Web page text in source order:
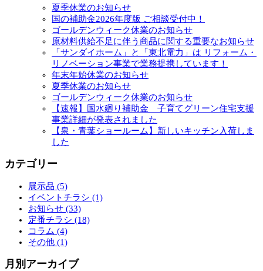
夏季休業のお知らせ
国の補助金2026年度版 ご相談受付中！
ゴールデンウィーク休業のお知らせ
原材料供給不足に伴う商品に関する重要なお知らせ
「サンダイホーム」と「東北電力」は リフォーム・
リノベーション事業で業務提携しています！
年末年始休業のお知らせ
夏季休業のお知らせ
ゴールデンウィーク休業のお知らせ
【速報】国水廻り補助金 子育てグリーン住宅支援
事業詳細が発表されました
【泉・青葉ショールーム】新しいキッチン入荷しま
した
カテゴリー
展示品 (5)
イベントチラシ (1)
お知らせ (33)
定番チラシ (18)
コラム (4)
その他 (1)
月別アーカイブ